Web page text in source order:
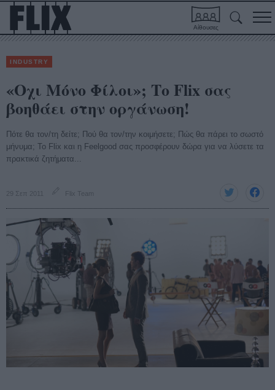
Αίθουσες
INDUSTRY
«Οχι Μόνο Φίλοι»; Το Flix σας
βοηθάει στην οργάνωση!
Πότε θα τον/τη δείτε; Πού θα τον/την κοιμήσετε; Πώς θα πάρει το σωστό
μήνυμα; Το Flix και η Feelgood σας προσφέρουν δώρα για να λύσετε τα
πρακτικά ζητήματα...
29 Σεπ 2011 Flix Team